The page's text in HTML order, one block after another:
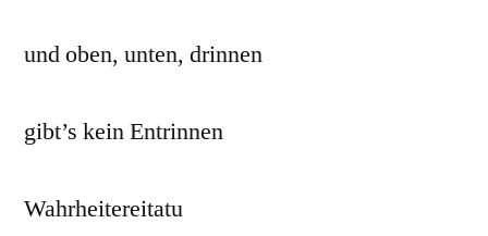
und oben, unten, drinnen
gibt’s kein Entrinnen
Wahrheitereitatu